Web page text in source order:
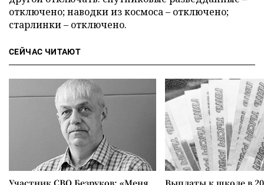
отключено; наводки из космоса – отключено;
старлинки – отключено.
СЕЙЧАС ЧИТАЮТ
Участник СВО Безруков: «Меня
Выплаты к школе в